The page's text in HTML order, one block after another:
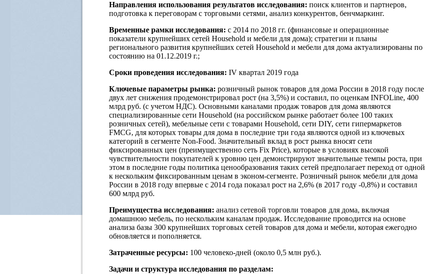
Направления использования результатов исследования: поиск клиентов и партнеров,
подготовка к переговорам с торговыми сетями, анализ конкурентов, бенчмаркинг.
Временные рамки исследования: с 2014 по 2018 гг. (финансовые и операционные
показатели крупнейших сетей Household и мебели для дома); стратегии и планы
регионального развития крупнейших сетей Household и мебели для дома актуализированы по
состоянию на 01.12.2019 г.;
Сроки проведения исследования: IV квартал 2019 года
Ключевые параметры рынка: розничный рынок товаров для дома России в 2018 году после
двух лет снижения продемонстрировал рост (на 3,5%) и составил, по оценкам INFOLine, 400
млрд руб. (с учетом НДС). Основными каналами продаж товаров для дома являются
специализированные сети Household (на российском рынке работает более 100 таких
розничных сетей), мебельные сети с товарами Household, сети DIY, сети гипермаркетов
FMCG, для которых товары для дома в последние три года являются одной из ключевых
категорий в сегменте Non-Food. Значительный вклад в рост рынка вносят сети
фиксированных цен (преимущественно сеть Fix Price), которые в условиях высокой
чувствительности покупателей к уровню цен демонстрируют значительные темпы роста, при
этом в последние годы политика ценообразования таких сетей предполагает переход от одной
к нескольким фиксированным ценам в эконом-сегменте. Розничный рынок мебели для дома
России в 2018 году впервые с 2014 года показал рост на 2,6% (в 2017 году -0,8%) и составил
600 млрд руб.
Преимущества исследования: анализ сетевой торговли товаров для дома, включая
домашнюю мебель, по нескольким каналам продаж. Исследование проводится на основе
анализа базы 300 крупнейших торговых сетей товаров для дома и мебели, которая ежегодно
обновляется и пополняется.
Затраченные ресурсы: 100 человеко-дней (около 0,5 млн руб.).
Задачи и структура исследования по разделам: